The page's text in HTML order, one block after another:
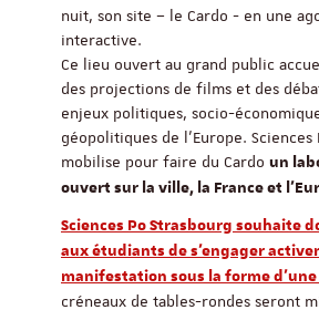
nuit, son site – le Cardo - en une
interactive.
Ce lieu ouvert au grand public
des projections de films et des
enjeux politiques, socio-
géopolitiques de l’Europe. Sciences
mobilise pour faire du Cardo un
ouvert sur la ville, la France et
Sciences Po Strasbourg souhaite
aux étudiants de s’engager
manifestation sous la forme
créneaux de tables-rondes seront